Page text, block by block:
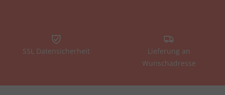
SSL Datensicherheit
Lieferung an
Wunschadresse